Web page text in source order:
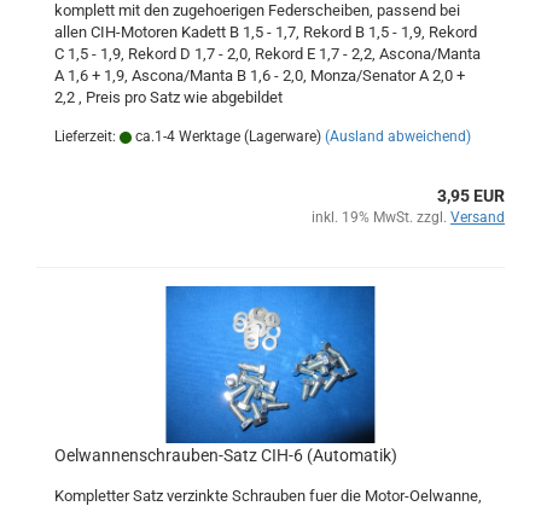
komplett mit den zugehoerigen Federscheiben, passend bei
allen CIH-Motoren Kadett B 1,5 - 1,7, Rekord B 1,5 - 1,9, Rekord
C 1,5 - 1,9, Rekord D 1,7 - 2,0, Rekord E 1,7 - 2,2, Ascona/Manta
A 1,6 + 1,9, Ascona/Manta B 1,6 - 2,0, Monza/Senator A 2,0 +
2,2 , Preis pro Satz wie abgebildet
Lieferzeit: ca.1-4 Werktage (Lagerware) (Ausland abweichend)
3,95 EUR
inkl. 19% MwSt. zzgl. Versand
Oelwannenschrauben-Satz CIH-6 (Automatik)
Kompletter Satz verzinkte Schrauben fuer die Motor-Oelwanne,